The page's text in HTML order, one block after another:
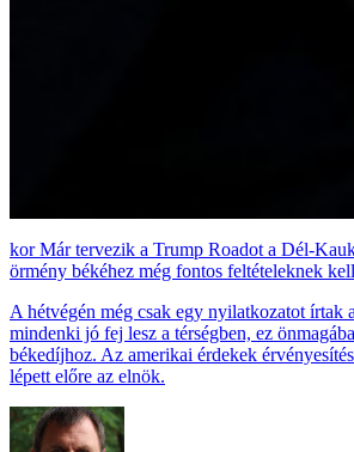
Már tervezik a Trump Roadot a Dél-
örmény békéhez még fontos feltételeknek
A hétvégén még csak egy nyilatkozatot írtak
mindenki jó fej lesz a térségben, ez
békedíjhoz. Az amerikai érdekek
lépett előre az elnök.